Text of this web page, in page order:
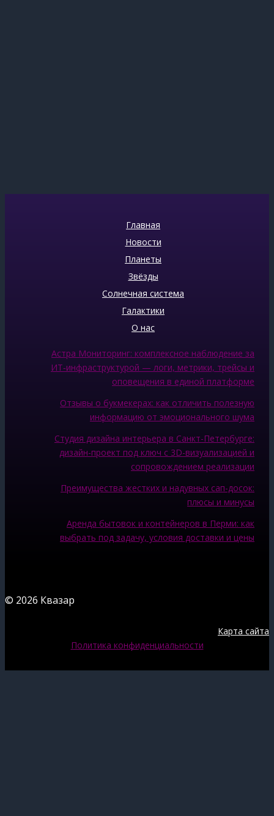
Главная
Новости
Планеты
Звёзды
Солнечная система
Галактики
О нас
Астра Мониторинг: комплексное наблюдение за
ИТ‑инфраструктурой — логи, метрики, трейсы и
оповещения в единой платформе
Отзывы о букмекерах: как отличить полезную
информацию от эмоционального шума
Студия дизайна интерьера в Санкт-Петербурге:
дизайн-проект под ключ с 3D-визуализацией и
сопровождением реализации
Преимущества жестких и надувных сап-досок:
плюсы и минусы
Аренда бытовок и контейнеров в Перми: как
выбрать под задачу, условия доставки и цены
© 2026 Квазар
Карта сайта
Политика конфиденциальности